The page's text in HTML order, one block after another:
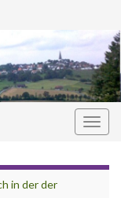
in der der